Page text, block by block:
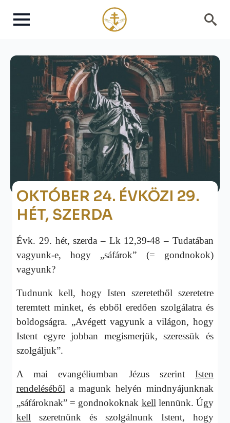
OKTÓBER 24. ÉVKÖZI 29.
HÉT, SZERDA
Évk. 29. hét, szerda – Lk 12,39-48 – Tudatában
vagyunk-e, hogy „sáfárok” (= gondnokok)
vagyunk?
Tudnunk kell, hogy Isten szeretetből szeretetre
teremtett minket, és ebből eredően szolgálatra és
boldogságra. „Avégett vagyunk a világon, hogy
Istent egyre jobban megismerjük, szeressük és
szolgáljuk”.
A mai evangéliumban Jézus szerint Isten
rendeléséből a magunk helyén mindnyájunknak
„sáfároknak” = gondnokoknak kelllennünk. Úgy
kell szeretnünk és szolgálnunk Istent, hogy